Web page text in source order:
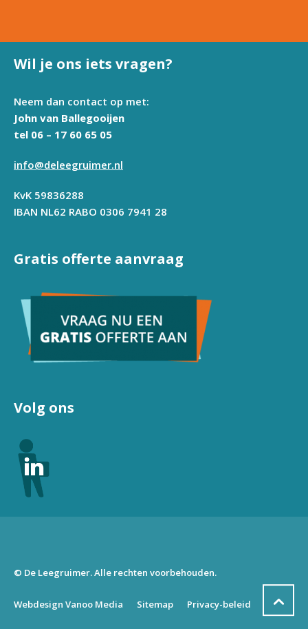
Wil je ons iets vragen?
Neem dan contact op met:
John van Ballegooijen
tel 06 – 17 60 65 05
info@deleegruimer.nl
KvK 59836288
IBAN NL62 RABO 0306 7941 28
Gratis offerte aanvraag
Volg ons
© De Leegruimer. Alle rechten voorbehouden.
Webdesign Vanoo Media Sitemap Privacy-beleid